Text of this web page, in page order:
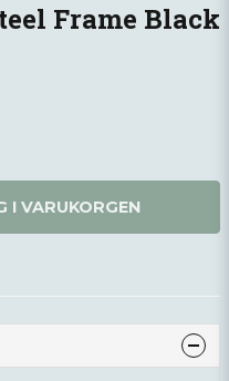
Frame Black
I VARUKORGEN